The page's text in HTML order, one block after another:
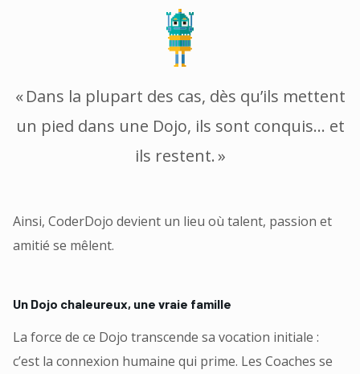
« Dans la plupart des cas, dès qu’ils mettent
un pied dans une Dojo, ils sont conquis… et
ils restent. »
Ainsi, CoderDojo devient un lieu où talent, passion et
amitié se mêlent.
Un Dojo chaleureux, une vraie famille
La force de ce Dojo transcende sa vocation initiale :
c’est la connexion humaine qui prime. Les Coaches se